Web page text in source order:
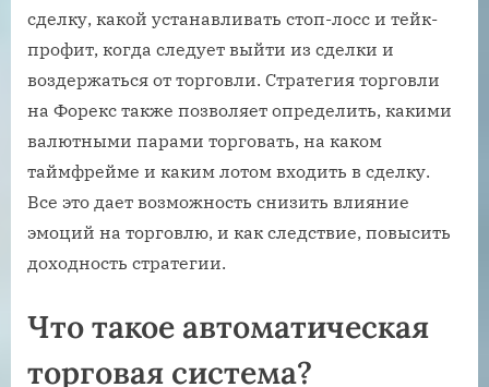
сделку, какой устанавливать стоп-лосс и тейк-
профит, когда следует выйти из сделки и
воздержаться от торговли. Стратегия торговли
на Форекс также позволяет определить, какими
валютными парами торговать, на каком
таймфрейме и каким лотом входить в сделку.
Все это дает возможность снизить влияние
эмоций на торговлю, и как следствие, повысить
доходность стратегии.
Что такое автоматическая
торговая система?